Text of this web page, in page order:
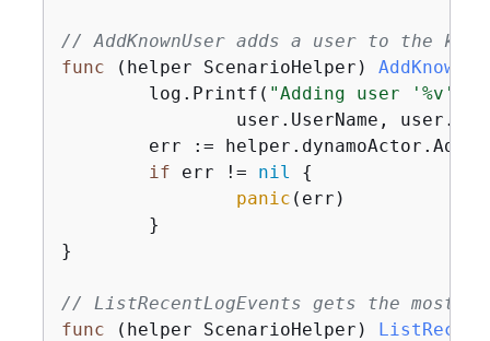
// AddKnownUser adds a user to the
func
(helper ScenarioHelper)
	log.Printf(
"Adding user '%v'
if err != nil
{
panic (err)
}
// ListRecentLogEvents gets the most
func
(helper ScenarioHelper)